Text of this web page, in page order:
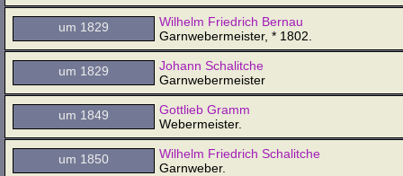
um 1829
Wilhelm Friedrich Bernau
Garnwebermeister, * 1802.
um 1829
Johann Schalitche
Garnwebermeister
um 1849
Gottlieb Gramm
Webermeister.
um 1850
Wilhelm Friedrich Schalitche
Garnweber.